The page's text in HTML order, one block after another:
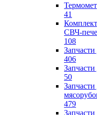
41
СВЧ-
108
406
50
479